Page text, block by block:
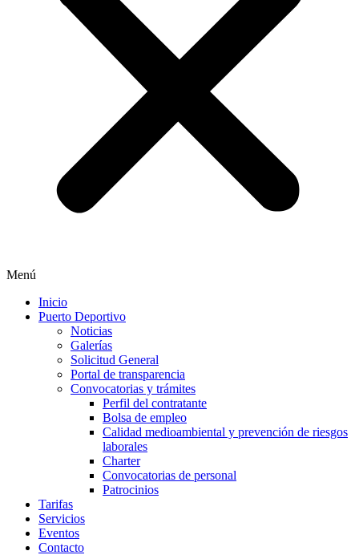
Menú
Inicio
Puerto Deportivo
Noticias
Galerías
Solicitud General
Portal de transparencia
Convocatorias y trámites
Perfil del contratante
Bolsa de empleo
Calidad medioambiental y prevención de riesgos
laborales
Charter
Convocatorias de personal
Patrocinios
Tarifas
Servicios
Eventos
Contacto